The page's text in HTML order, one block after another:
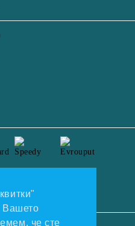
Вашето
че сте